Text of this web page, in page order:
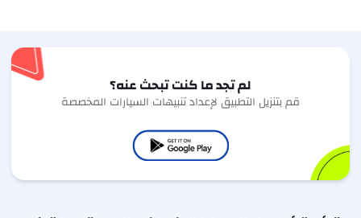
لم تجد ما كنت تبحث عنه؟
قم بتنزيل التطبيق لإعداد تنبيهات السيارات المخصصة